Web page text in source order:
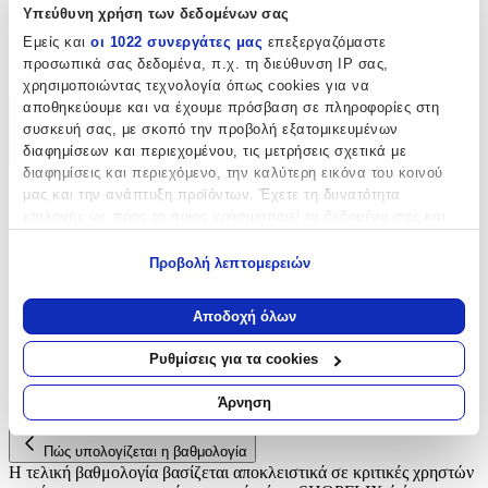
Υπεύθυνη χρήση των δεδομένων σας
Εμείς και οι 1022 συνεργάτες μας επεξεργαζόμαστε
προσωπικά σας δεδομένα, π.χ. τη διεύθυνση IP σας,
χρησιμοποιώντας τεχνολογία όπως cookies για να
αποθηκεύουμε και να έχουμε πρόσβαση σε πληροφορίες στη
συσκευή σας, με σκοπό την προβολή εξατομικευμένων
διαφημίσεων και περιεχομένου, τις μετρήσεις σχετικά με
διαφημίσεις και περιεχόμενο, την καλύτερη εικόνα του κοινού
μας και την ανάπτυξη προϊόντων. Έχετε τη δυνατότητα
Να συλλέξουμε πληροφορίες σχετικά με τη γεωγραφική
σας τοποθεσία, οι οποίες μπορεί να είναι ακριβείς σε
απόσταση μερικών μέτρων
Να αναγνωρίσουμε τη συσκευή σας σαρώνοντας ενεργά
για συγκεκριμένα χαρακτηριστικά (δακτυλικό αποτύπωμα)
Μάθετε περισσότερα σχετικά με τον τρόπο επεξεργασίας των
προσωπικών σας δεδομένων και καθορίστε τις προτιμήσεις σας
στηνενότητα “Λεπτομέρειες”. Μπορείτε να αλλάξετε ή να
Προβολή λεπτομερειών
Αποδοχή όλων
Ρυθμίσεις για τα cookies
Άρνηση
Κατασκευαστής :
Monogram International, Inc
Χαρακτηριστικά
+
Χαρακτηριστικά
Αξιολογήσεις
Προς το παρόν δεν υπάρχουν άλλες αξιολογήσεις. Όταν
προστεθούν, θα εμφανιστούν εδώ.
Πώς υπολογίζεται η βαθμολογία
Η τελική βαθμολογία βασίζεται αποκλειστικά σε κριτικές χρηστών